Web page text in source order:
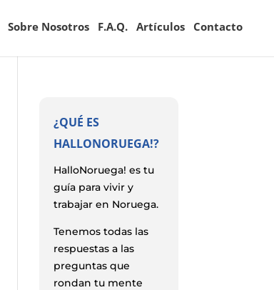
Sobre Nosotros F.A.Q. Artículos Contacto
¿QUÉ ES
HALLONORUEGA!?
HalloNoruega! es tu
guía para vivir y
trabajar en Noruega.
Tenemos todas las
respuestas a las
preguntas que
rondan tu mente